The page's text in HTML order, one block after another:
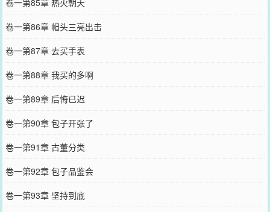
卷一第86章 帽头三亮出击
卷一第87章 去买手表
卷一第88章 我买的多啊
卷一第89章 后悔已迟
卷一第90章 包子开张了
卷一第91章 古董分类
卷一第92章 包子品鉴会
卷一第93章 坚持到底